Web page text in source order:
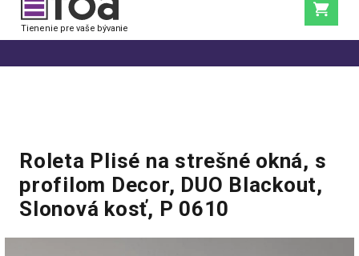
Roleta Plisé na strešné okná, s
profilom Decor, DUO Blackout,
Slonová kosť, P 0610